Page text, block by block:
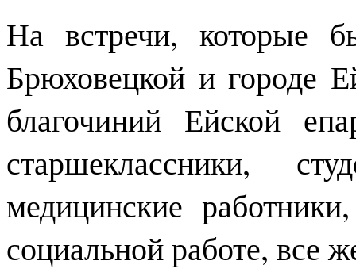
На встречи, которые
Брюховецкой и городе
благочиний Ейской
старшеклассники,
медицинские
социальной работе, все